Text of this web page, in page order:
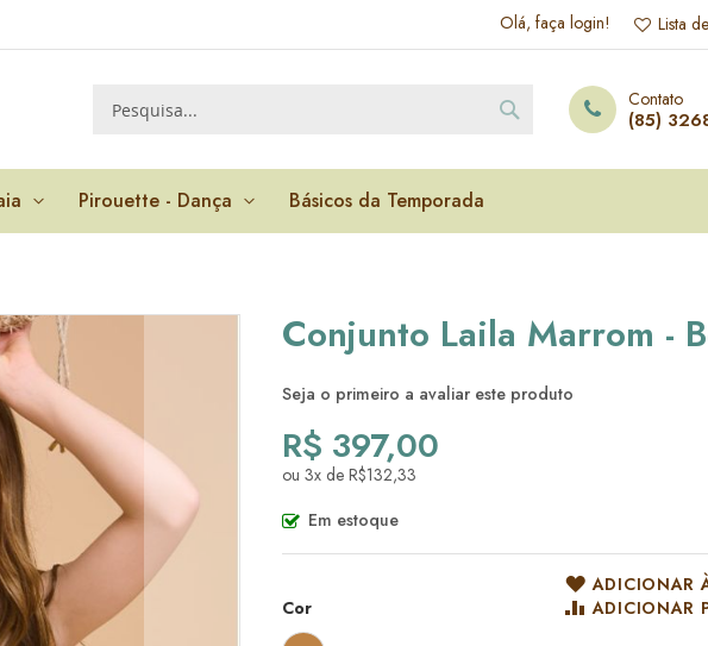
Olá, faça login! Lista
Contato
(85)
Pesquisa
Pesquisa
Pirouette - Dança Básicos da Temporada
Conjunto Laila Marrom -
Seja o primeiro a avaliar este produto
R$ 397,00
ou 3x de R$132,33
Em estoque
Cor
ADICIONAR
ADICIONAR